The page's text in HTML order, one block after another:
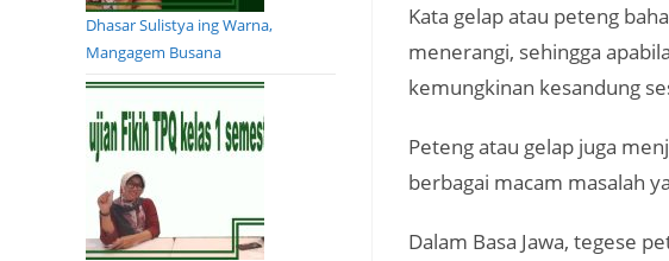
Kata gelap atau peteng
menerangi, sehingga
kemungkinan kesandung
Peteng atau gelap juga
berbagai macam masalah
Dalam Basa Jawa, tegese
Dhasar Sulistya ing Warna,
Mangagem Busana